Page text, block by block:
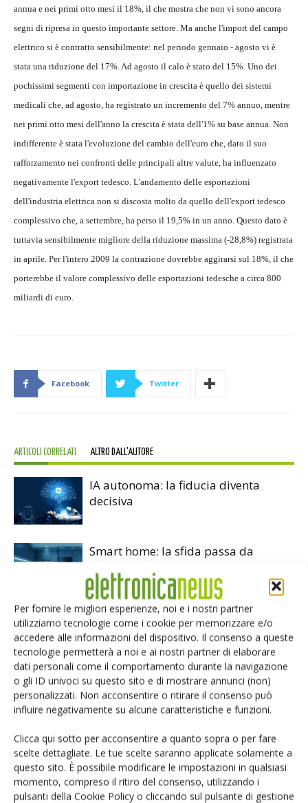
Per fornire le migliori esperienze, noi e i nostri partner
utilizziamo tecnologie come i cookie per memorizzare e/o
accedere alle informazioni del dispositivo. Il consenso a queste
tecnologie permetterà a noi e ai nostri partner di elaborare
dati personali come il comportamento durante la navigazione
o gli ID univoci su questo sito e di mostrare annunci (non)
personalizzati. Non acconsentire o ritirare il consenso può
influire negativamente su alcune caratteristiche e funzioni.
Clicca qui sotto per acconsentire a quanto sopra o per fare
scelte dettagliate. Le tue scelte saranno applicate solamente a
questo sito. È possibile modificare le impostazioni in qualsiasi
momento, compreso il ritiro del consenso, utilizzando i
pulsanti della Cookie Policy o cliccando sul pulsante di gestione
annua e nei primi otto mesi il 18%, il che mostra che non vi sono ancora
segni di ripresa in questo importante settore. Ma anche l'import del campo
elettrico si è contratto sensibilmente: nel periodo gennaio - agosto vi è
stata una riduzione del 17%. Ad agosto il calo è stato del 15%. Uno dei
pochissimi segmenti con importazione in crescita è quello dei sistemi
medicali che, ad agosto, ha registrato un incremento del 7% annuo, mentre
nei primi otto mesi dell'anno la crescita è stata dell'1% su base annua. Non
indifferente è stata l'evoluzione del cambio dell'euro che, dato il suo
rafforzamento nei confronti delle principali altre valute, ha influenzato
negativamente l'export tedesco. L'andamento delle esportazioni
dell'industria elettrica non si discosta molto da quello dell'export tedesco
complessivo che, a settembre, ha perso il 19,5% in un anno. Questo dato è
tuttavia sensibilmente migliore della riduzione massima (-28,8%) registrata
in aprile. Per l'intero 2009 la contrazione dovrebbe aggirarsi sul 18%, il che
porterebbe il valore complessivo delle esportazioni tedesche a circa 800
miliardi di euro.
Facebook Twitter
ARTICOLI CORRELATI ALTRO DALL'AUTORE
IA autonoma: la fiducia diventa
decisiva
Smart home: la sfida passa da
Siemens e NVIDIA insieme sull’IA
agentica per l’EDA